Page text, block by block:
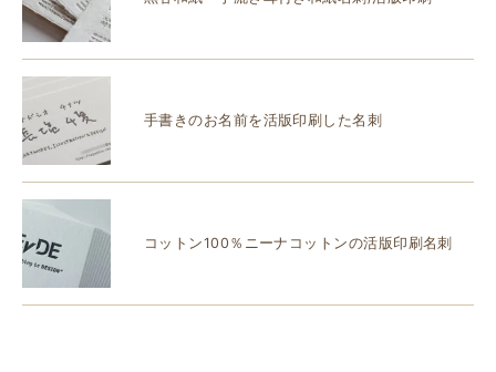
手書きのお名前を活版印刷した名刺
コットン100％ニーナコットンの活版印刷名刺